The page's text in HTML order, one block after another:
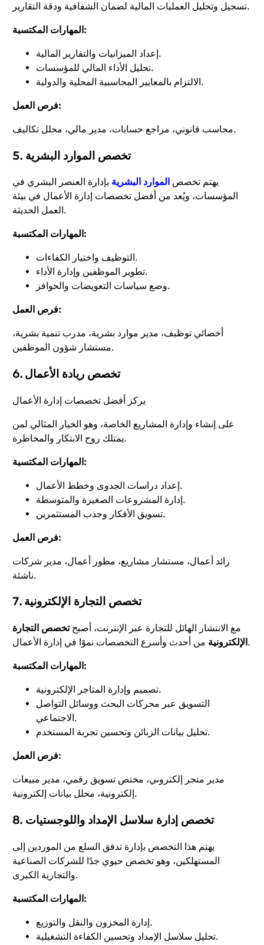
تسجيل وتحليل العمليات المالية لضمان الشفافية ودقة التقارير.
المهارات المكتسبة:
إعداد الميزانيات والتقارير المالية.
تحليل الأداء المالي للمؤسسات.
الالتزام بالمعايير المحاسبية المحلية والدولية.
فرص العمل:
محاسب قانوني، مراجع حسابات، مدير مالي، محلل تكاليف.
5. تخصص الموارد البشرية
يهتم تخصص الموارد البشرية بإدارة العنصر البشري في
المؤسسات، ويُعد من أفضل تخصصات إدارة الأعمال في بيئة
العمل الحديثة.
المهارات المكتسبة:
التوظيف واختيار الكفاءات.
تطوير الموظفين وإدارة الأداء.
وضع سياسات التعويضات والحوافز.
فرص العمل:
أخصائي توظيف، مدير موارد بشرية، مدرب تنمية بشرية،
مستشار شؤون الموظفين.
6. تخصص ريادة الأعمال
يركز أفضل تخصصات إدارة الأعمال
على إنشاء وإدارة المشاريع الخاصة، وهو الخيار المثالي لمن
يمتلك روح الابتكار والمخاطرة.
المهارات المكتسبة:
إعداد دراسات الجدوى وخطط الأعمال.
إدارة المشروعات الصغيرة والمتوسطة.
تسويق الأفكار وجذب المستثمرين.
فرص العمل:
رائد أعمال، مستشار مشاريع، مطور أعمال، مدير شركات
ناشئة.
7. تخصص التجارة الإلكترونية
مع الانتشار الهائل للتجارة عبر الإنترنت، أصبحتخصص التجارة
الإلكترونية من أحدث وأسرع التخصصات نموًا في إدارة الأعمال.
المهارات المكتسبة:
تصميم وإدارة المتاجر الإلكترونية.
التسويق عبر محركات البحث ووسائل التواصل
الاجتماعي.
تحليل بيانات الزبائن وتحسين تجربة المستخدم.
فرص العمل:
مدير متجر إلكتروني، مختص تسويق رقمي، مدير مبيعات
إلكترونية، محلل بيانات إلكترونية.
8. تخصص إدارة سلاسل الإمداد واللوجستيات
يهتم هذا التخصص بإدارة تدفق السلع من الموردين إلى
المستهلكين، وهو تخصص حيوي جدًا للشركات الصناعية
والتجارية الكبرى.
المهارات المكتسبة:
إدارة المخزون والنقل والتوزيع.
تحليل سلاسل الإمداد وتحسين الكفاءة التشغيلية.